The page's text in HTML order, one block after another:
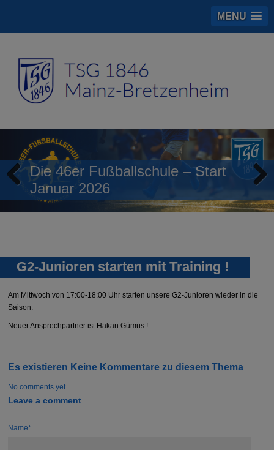
MENU
Die 46er Fußballschule – Start
Januar 2026
Previous
G2-Junioren starten mit Training !
Am Mittwoch von 17:00-18:00 Uhr starten unsere G2-Junioren wieder in die
Saison.
Neuer Ansprechpartner ist Hakan Gümüs !
Es existieren Keine Kommentare zu diesem Thema
No comments yet.
Leave a comment
Name*